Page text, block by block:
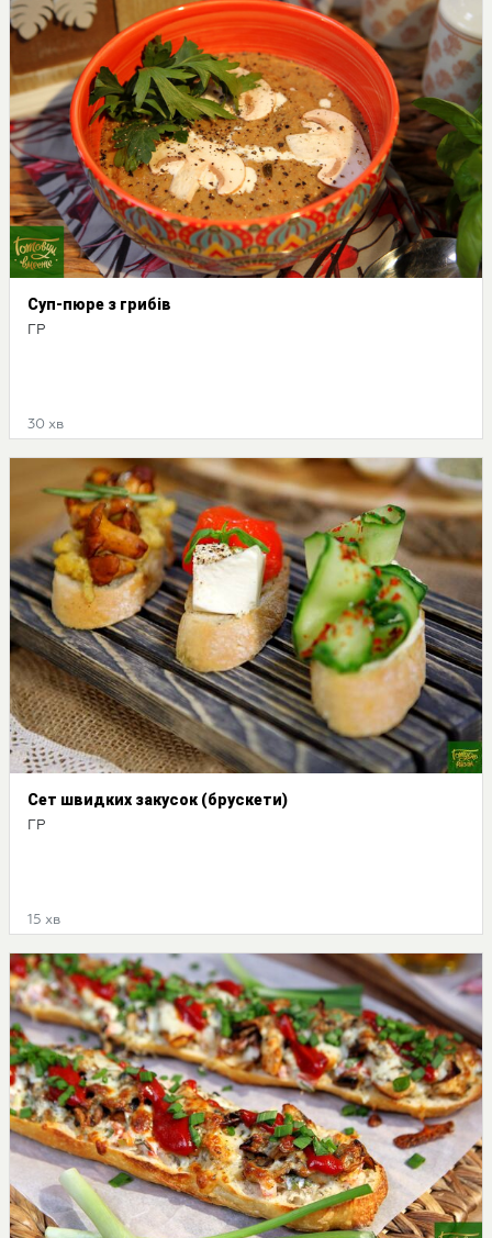
Суп-пюре з грибів
ГР
30 хв
Сет швидких закусок (брускети)
ГР
15 хв